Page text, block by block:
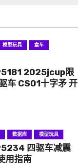
模型玩具
盒车
2025jcup限
车 CS01十字矛 开
数据库 模型玩具
四驱车减震
用指南